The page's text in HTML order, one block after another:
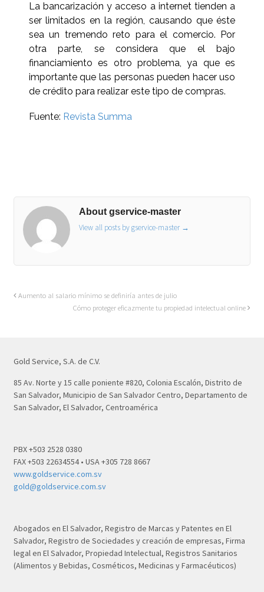
La bancarización y acceso a internet tienden a
ser limitados en la región, causando que éste
sea un tremendo reto para el comercio. Por
otra parte, se considera que el bajo
financiamiento es otro problema, ya que es
importante que las personas pueden hacer uso
de crédito para realizar este tipo de compras.
Fuente: Revista Summa
About gservice-master
View all posts by gservice-master →
Aumento al salario mínimo se definiría antes de julio
Cómo proteger eficazmente tu propiedad intelectual online
Gold Service, S.A. de C.V.
85 Av. Norte y 15 calle poniente #820, Colonia Escalón, Distrito de
San Salvador, Municipio de San Salvador Centro, Departamento de
San Salvador, El Salvador, Centroamérica
PBX +503 2528 0380
FAX +503 22634554 • USA +305 728 8667
www.goldservice.com.sv
gold@goldservice.com.sv
Abogados en El Salvador, Registro de Marcas y Patentes en El
Salvador, Registro de Sociedades y creación de empresas, Firma
legal en El Salvador, Propiedad Intelectual, Registros Sanitarios
(Alimentos y Bebidas, Cosméticos, Medicinas y Farmacéuticos)